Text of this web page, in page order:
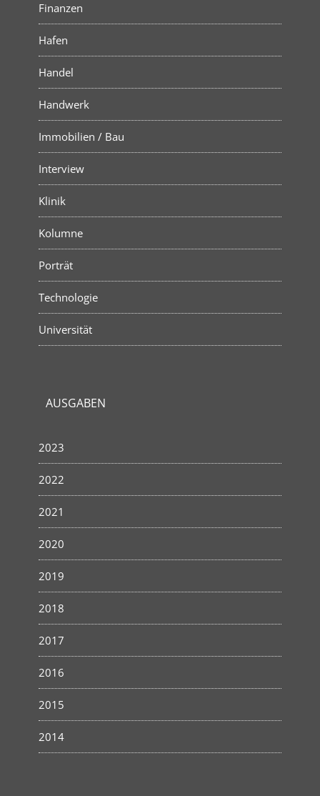
Finanzen
Hafen
Handel
Handwerk
Immobilien / Bau
Interview
Klinik
Kolumne
Porträt
Technologie
Universität
AUSGABEN
2023
2022
2021
2020
2019
2018
2017
2016
2015
2014